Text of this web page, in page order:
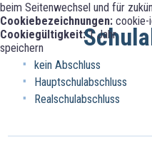
beim Seitenwechsel und für
Cookiebezeichnungen: cookie-
Cookiegültigkeit:1 Jahr
speichern
kein Abschluss
Hauptschulabschluss
Realschulabschluss